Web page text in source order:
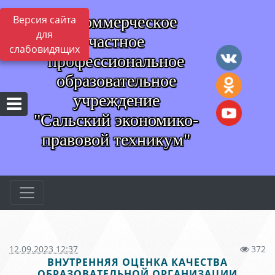
Версия сайта
для
слабовидящих
Некоммерческое
частное
профессиональное
образовательное
учреждение
"Сальский экономико-
правовой техникум"
12.09.2023 12:37 372
ВНУТРЕННЯЯ ОЦЕНКА КАЧЕСТВА